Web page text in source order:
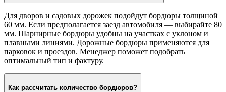
Для дворов и садовых дорожек подойдут бордюры толщиной
60 мм. Если предполагается заезд автомобиля — выбирайте 80
мм. Шарнирные бордюры удобны на участках с уклоном и
плавными линиями. Дорожные бордюры применяются для
парковок и проездов. Менеджер поможет подобрать
оптимальный тип и фактуру.
Как рассчитать количество бордюров?